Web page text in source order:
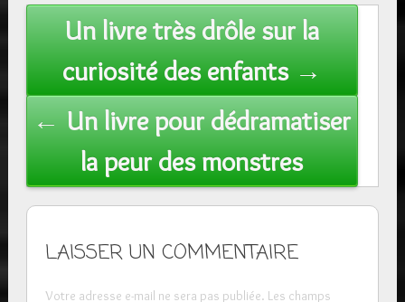
Post
navigation
Un livre très drôle sur la
curiosité des enfants →
← Un livre pour dédramatiser
la peur des monstres
LAISSER UN COMMENTAIRE
Votre adresse e-mail ne sera pas publiée. Les champs